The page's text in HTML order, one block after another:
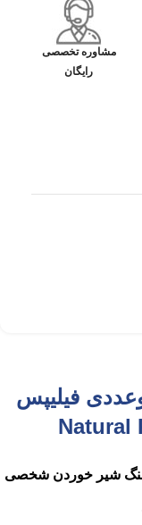
مشاوره تخصصی
رایگان
نچرال جریان ۴ دوعددی فیلیپس
شیر خوردن شخصی